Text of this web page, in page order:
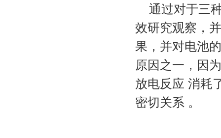
通过对于三
效研究观察，
果，并对电池
原因之一，因
放电反应 消耗
密切关系 。